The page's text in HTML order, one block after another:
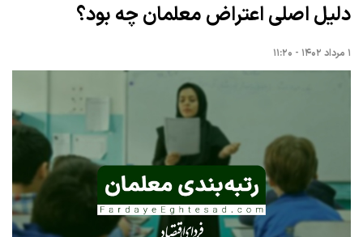
دلیل اصلی اعتراض معلمان چه بود؟
۱ مرداد ۱۴۰۲ - ۱۱:۲۰